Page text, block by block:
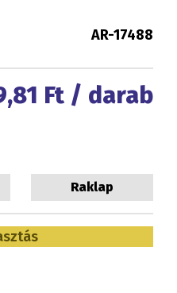
AR-17488
Ft / darab
Raklap